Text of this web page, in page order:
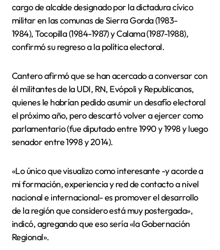
cargo de alcalde designado por la dictadura cívico
militar en las comunas de Sierra Gorda (1983-
1984), Tocopilla (1984-1987) y Calama (1987-1988),
confirmó su regreso a la política electoral.
Cantero afirmó que se han acercado a conversar con
él militantes de la UDI, RN, Evópoli y Republicanos,
quienes le habrían pedido asumir un desafío electoral
el próximo año, pero descartó volver a ejercer como
parlamentario (fue diputado entre 1990 y 1998 y luego
senador entre 1998 y 2014).
«Lo único que visualizo como interesante -y acorde a
mi formación, experiencia y red de contacto a nivel
nacional e internacional- es promover el desarrollo
de la región que considero está muy postergada»,
indicó, agregando que eso sería «la Gobernación
Regional».